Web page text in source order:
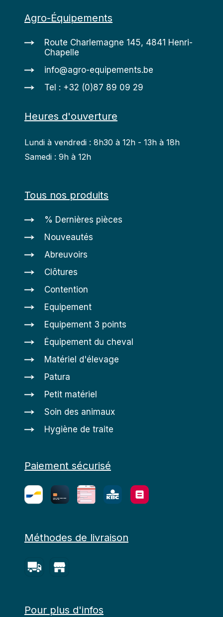
Agro-Équipements
Route Charlemagne 145, 4841 Henri-
Chapelle
info@agro-equipements.be
Tel : +32 (0)87 89 09 29
Heures d'ouverture
Lundi à vendredi : 8h30 à 12h - 13h à 18h
Samedi : 9h à 12h
Tous nos produits
% Dernières pièces
Nouveautés
Abreuvoirs
Clôtures
Contention
Equipement
Equipement 3 points
Équipement du cheval
Matériel d'élevage
Patura
Petit matériel
Soin des animaux
Hygiène de traite
Paiement sécurisé
Méthodes de livraison
Pour plus d'infos